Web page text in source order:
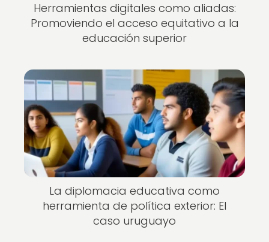
Herramientas digitales como aliadas:
Promoviendo el acceso equitativo a la
educación superior
La diplomacia educativa como
herramienta de política exterior: El
caso uruguayo